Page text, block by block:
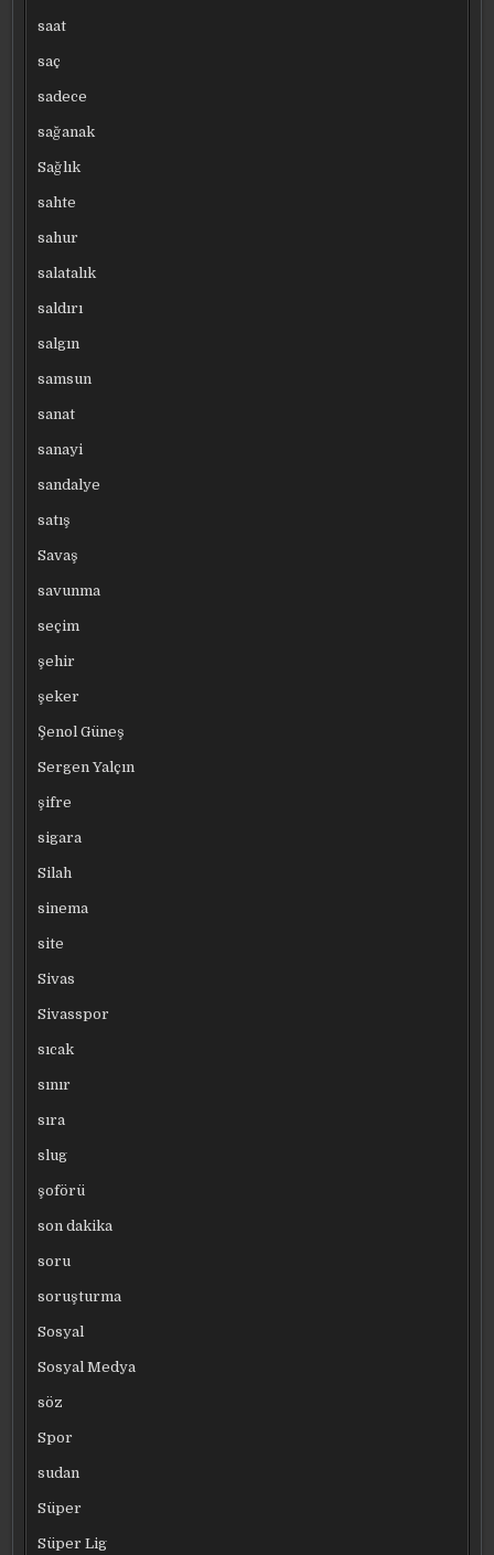
saat
saç
sadece
sağanak
Sağlık
sahte
sahur
salatalık
saldırı
salgın
samsun
sanat
sanayi
sandalye
satış
Savaş
savunma
seçim
şehir
şeker
Şenol Güneş
Sergen Yalçın
şifre
sigara
Silah
sinema
site
Sivas
Sivasspor
sıcak
sınır
sıra
slug
şoförü
son dakika
soru
soruşturma
Sosyal
Sosyal Medya
söz
Spor
sudan
Süper
Süper Lig